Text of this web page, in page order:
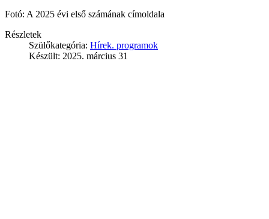
Fotó: A 2025 évi első számának címoldala
Részletek
Szülőkategória: Hírek. programok
Készült: 2025. március 31